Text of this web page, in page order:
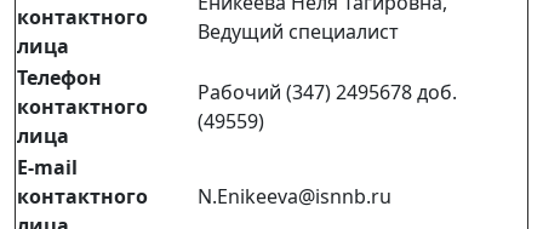
контактного
лица
Ведущий специалист
Телефон
контактного
лица
Рабочий (347) 2495678 доб.
(49559)
E-mail
контактного
N.Enikeeva@isnnb.ru